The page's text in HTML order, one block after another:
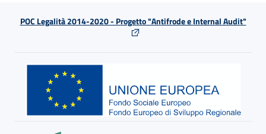
POC Legalità 2014-2020 - Progetto "Antifrode e Internal Audit"